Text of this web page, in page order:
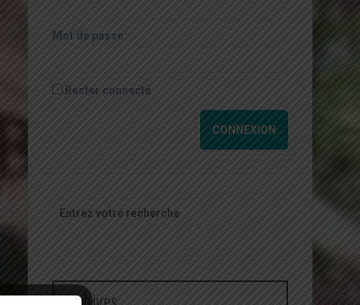
Mot de passe:
Rester connecté
CONNEXION
Recherche
pour